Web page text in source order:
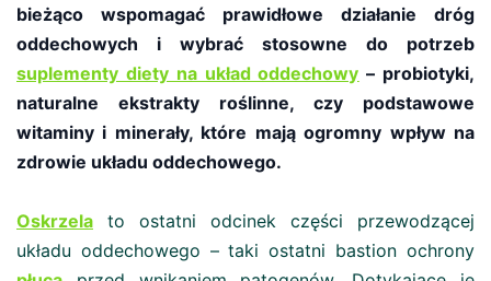
bieżąco wspomagać prawidłowe działanie dróg
oddechowych i wybrać stosowne do potrzeb
suplementy diety na układ oddechowy – probiotyki,
naturalne ekstrakty roślinne, czy podstawowe
witaminy i minerały, które mają ogromny wpływ na
zdrowie układu oddechowego.
Oskrzela to ostatni odcinek części przewodzącej
układu oddechowego – taki ostatni bastion ochrony